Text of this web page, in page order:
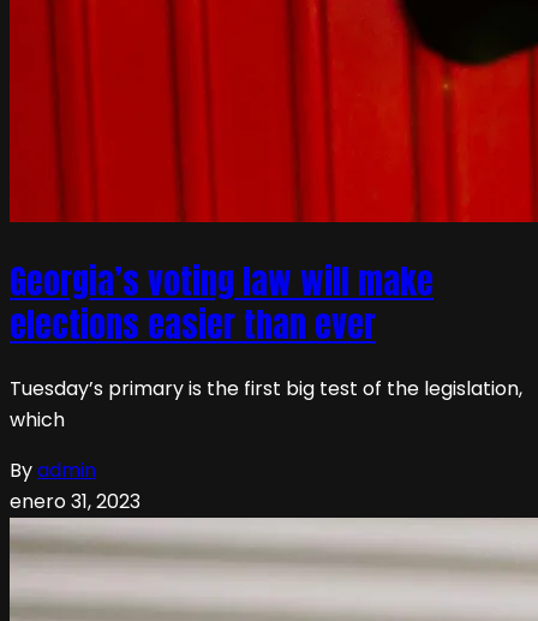
Georgia’s voting law will make
elections easier than ever
Tuesday’s primary is the first big test of the legislation,
which
Byadmin
enero 31, 2023